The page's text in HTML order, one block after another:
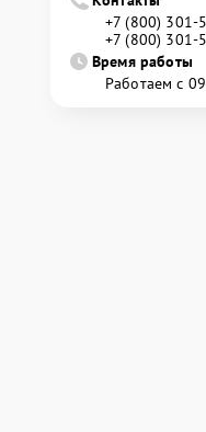
+7 (800) 301-
+7 (800) 301-
Время работы
Работаем с